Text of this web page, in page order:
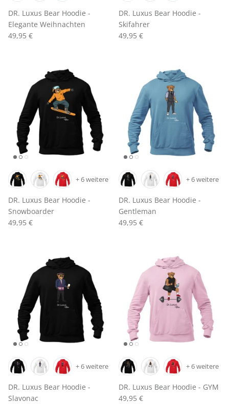
Taufe
Erstkommunion
Ringe zum Heiratsantrag 💍
Dr. Luxus T-Shirts 🧸
Das letzte Stück ⏳
Dr. Luxus Hoodies 🧸
DR. Luxus Bear Hoodie -
Elegante Weihnachten
49,95 €
DR. Luxus Bear Hoodie -
Skifahrer
49,95 €
DR. Luxus Bear Hoodie -
Snowboarder
49,95 €
+ 6 weitere
DR. Luxus Bear Hoodie -
Gentleman
49,95 €
+ 6 weitere
DR. Luxus Bear Hoodie -
Slavonac
+ 6 weitere
DR. Luxus Bear Hoodie - GYM
49,95 €
+ 6 weitere